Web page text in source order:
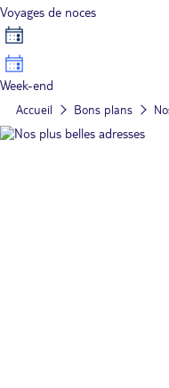
Voyages de noces
Week-end
Accueil Bons plans